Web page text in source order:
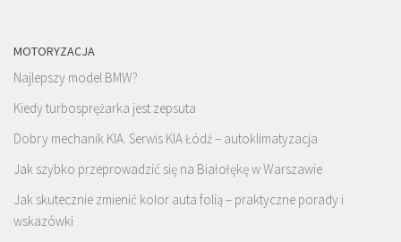
MOTORYZACJA
Najlepszy model BMW?
Kiedy turbosprężarka jest zepsuta
Dobry mechanik KIA. Serwis KIA Łódź – autoklimatyzacja
Jak szybko przeprowadzić się na Białołękę w Warszawie
Jak skutecznie zmienić kolor auta folią – praktyczne porady i
wskazówki